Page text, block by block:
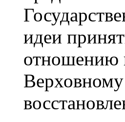
идеи
отношению